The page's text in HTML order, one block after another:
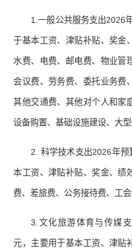
1.一般公共服务支出2026
于基本工资、津贴补贴、奖金
水费、电费、邮电费、物业管
会议费、劳务费、委托业务费
其他交通费、其他对个人和家
设备购置、基础设施建设、大型
2. 科学技术支出2026年
本工资、津贴补贴、奖金、绩
费、差旅费、公务接待费、工会
3.文化旅游体育与传媒
元，主要用于基本工资、津贴